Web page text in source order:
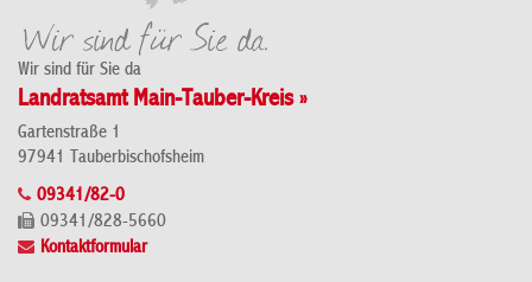
Wir sind für Sie da
Landratsamt Main-Tauber-Kreis »
Gartenstraße 1
97941 Tauberbischofsheim
09341/82-0
09341/828-5660
Kontaktformular